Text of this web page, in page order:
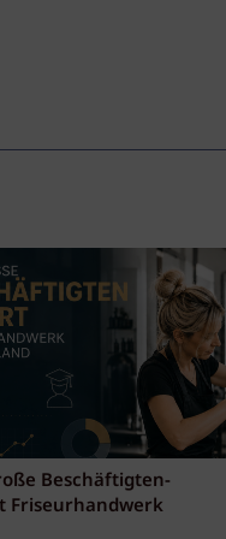
Beschäftigten-
Friseurhandwerk